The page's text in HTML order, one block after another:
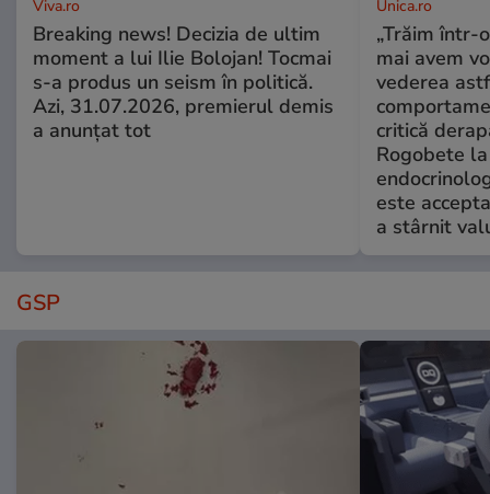
Viva.ro
Breaking news! Decizia de ultim
moment a lui Ilie Bolojan! Tocmai
s-a produs un seism în politică.
Azi, 31.07.2026, premierul demis
a anunțat tot
Unica.ro
„Trăim într-
mai avem
vederea
critică
Rogobete
este
a stârnit
GSP